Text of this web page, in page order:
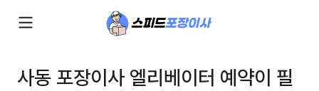
사동 포장이사 엘리베이터 예약이 필